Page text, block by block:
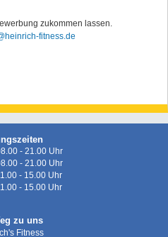
zukommen lassen.
fitness.de
- 21.00 Uhr
- 21.00 Uhr
- 15.00 Uhr
- 15.00 Uhr
zu uns
Fitness